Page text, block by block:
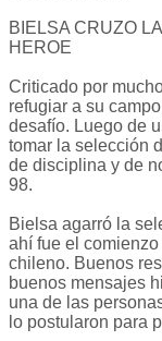
BIELSA CRUZO
HEROE
Criticado por
refugiar a su
desafío. Luego de
tomar la selección
de disciplina y de
98.
Bielsa agarró la
ahí fue el
chileno. Buenos
buenos mensajes
una de las
lo postularon para